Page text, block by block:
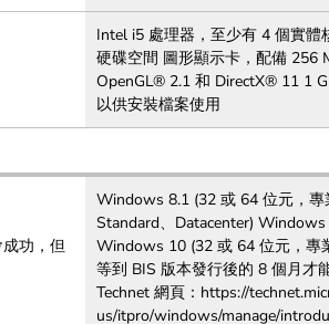
Intel i5 處理器，至少有 4 個實體
硬碟空間 圖形顯示卡，配備 256
OpenGL® 2.1 和 DirectX® 11 1
以供安裝檔案使用
功，但
Windows 8.1 (32 或 64 位元，專
Standard、Datacenter)
Windows 10 (32 或 64 位元，專
等到 BIS 版本發行後的 8 個月才
Technet 網頁：https://
us/itpro/windows/manage/